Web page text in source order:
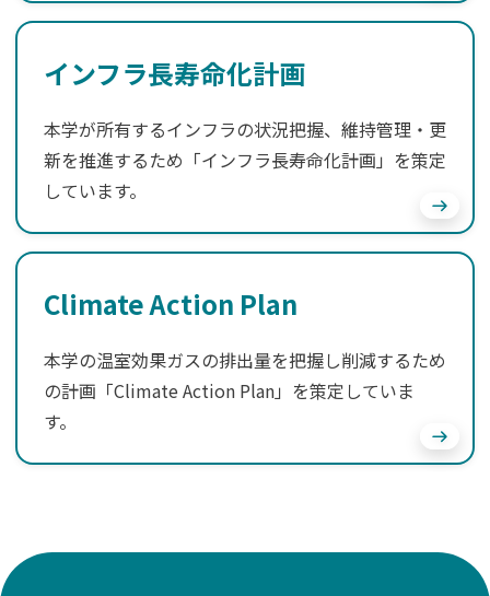
インフラ長寿命化計画
本学が所有するインフラの状況把握、維持管理・更
新を推進するため「インフラ長寿命化計画」を策定
しています。
Climate Action Plan
本学の温室効果ガスの排出量を把握し削減するため
の計画「Climate Action Plan」を策定していま
す。